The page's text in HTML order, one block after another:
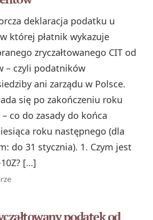
deklaracja podatku u
w której płatnik wykazuje
zryczałtowanego CIT od
– czyli podatników
ani zarządu w Polsce.
się po zakończeniu roku
co do zasady do końca
roku następnego (dla
do 31 stycznia). 1. Czym jest
[…]
podatek od